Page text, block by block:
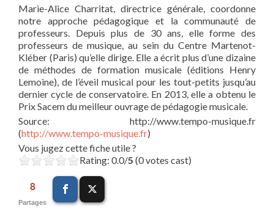
Marie-Alice Charritat, directrice générale, coordonne
notre approche pédagogique et la communauté de
professeurs. Depuis plus de 30 ans, elle forme des
professeurs de musique, au sein du Centre Martenot-
Kléber (Paris) qu’elle dirige. Elle a écrit plus d’une dizaine
de méthodes de formation musicale (éditions Henry
Lemoine), de l’éveil musical pour les tout-petits jusqu’au
dernier cycle de conservatoire. En 2013, elle a obtenu le
Prix Sacem du meilleur ouvrage de pédagogie musicale.
Source: http://www.tempo-musique.fr
(http://www.tempo-musique.fr)
Vous jugez cette fiche utile ?
Rating: 0.0/5 (0 votes cast)
8
Partages